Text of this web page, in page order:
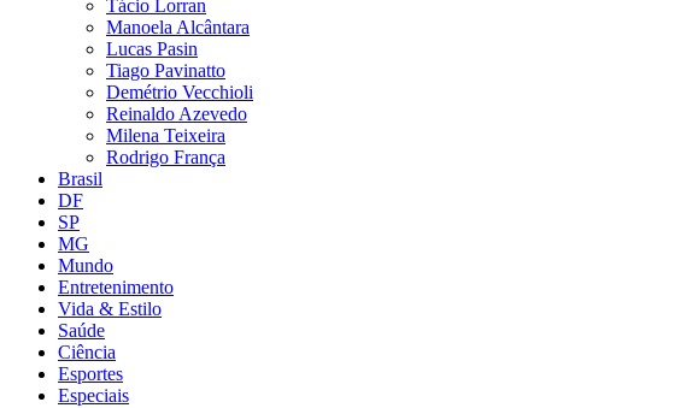
Tácio Lorran
Manoela Alcântara
Lucas Pasin
Tiago Pavinatto
Demétrio Vecchioli
Reinaldo Azevedo
Milena Teixeira
Rodrigo França
Brasil
DF
SP
MG
Mundo
Entretenimento
Vida & Estilo
Saúde
Ciência
Esportes
Especiais